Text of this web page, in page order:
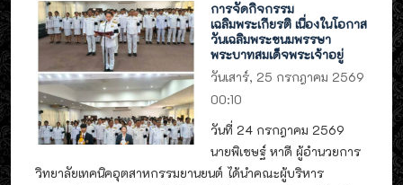
การจัดกิจกรรม
เฉลิมพระเกียรติ เนื่องในโอกาส
วันเฉลิมพระชนมพรรษา
พระบาทสมเด็จพระเจ้าอยู่
วันเสาร์, 25 กรกฎาคม 2569
00:10
วันที่ 24 กรกฎาคม 2569
นายพิเชษฐ์ หาดี ผู้อำนวยการ
วิทยาลัยเทคนิคอุตสาหกรรมยานยนต์ ได้นำคณะผู้บริหาร